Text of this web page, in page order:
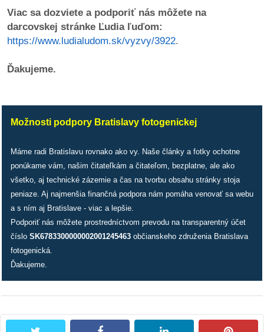
vychádzky
/
/
nás
podpora
podporte
nás
podporili
nás
autorské
Viac sa dozviete a podporiť nás môžete na
darcovskej stránke Ľudia ľuďom:
https://www.ludialudom.sk/vyzvy/3922.
Ďakujeme.
Možnosti podpory Bratislavy fotogenickej
Máme radi Bratislavu rovnako ako vy. Naše články a fotky ochotne
ponúkame vám, našim čitateľkám a čitateľom, bezplatne, ale ako
všetko, aj technické zázemie a čas na tvorbu obsahu stránky stoja
peniaze. Aj najmenšia finančná podpora nám pomáha venovať sa webu
a s ním aj Bratislave - viac a lepšie.
Podporiť nás môžete prostredníctvom prevodu na transparentný účet
číslo SK6783300000002001245463 občianskeho združenia Bratislava
fotogenická.
Ďakujeme.